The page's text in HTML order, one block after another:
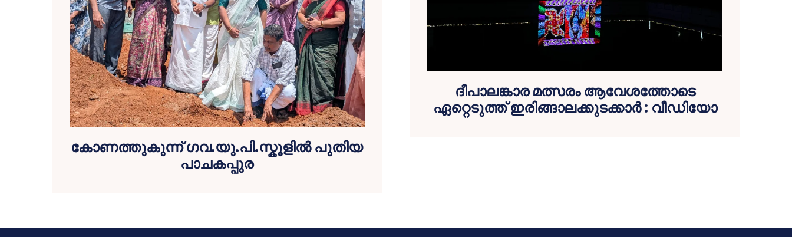
കോണത്തുകുന്ന് ഗവ.യു.പി.സ്കൂളില്‍ പുതിയ
പാചകപ്പുര
ദീപാലങ്കാര മത്സരം ആവേശത്തോടെ
ഏറ്റെടുത്ത് ഇരിങ്ങാലക്കുടക്കാര്‍ : വീഡിയോ